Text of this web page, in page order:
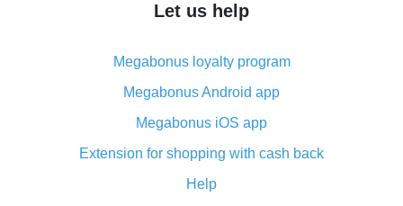
The best place to download cash back for AliExpress
What is the AliExpress cash back plugin and what are
its advantages
Cash back from the AliExpress mobile app -
advantages of the plugin
Double cash back on AliExpress has been cancelled!
How to use cash back on AliExpress - short manual
Let us help
Megabonus loyalty program
Megabonus Android app
Megabonus iOS app
Extension for shopping with cash back
Help